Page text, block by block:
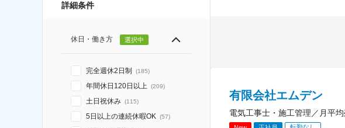
詳細条件
休日・働き方 選択中
完全週休2日制 (185)
年間休日120日以上 (209)
土日祝休み (115)
5日以上の連続休暇OK (57)
有限会社エムデン
電気工事士・施工管理／月平